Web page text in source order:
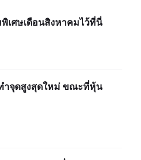
เศษเดือนสิงหาคมไว้ที่นี่
ำจุดสูงสุดใหม่ ขณะที่หุ้น